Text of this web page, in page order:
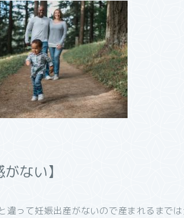
がない】
違って妊娠出産がないので産まれるまで